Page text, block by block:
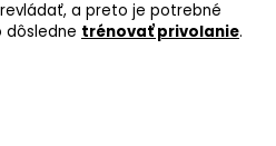
a preto je potrebné
dôsledne trénovať privolanie.